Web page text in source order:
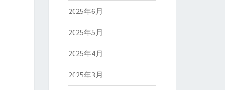
2025年6月
2025年5月
2025年4月
2025年3月